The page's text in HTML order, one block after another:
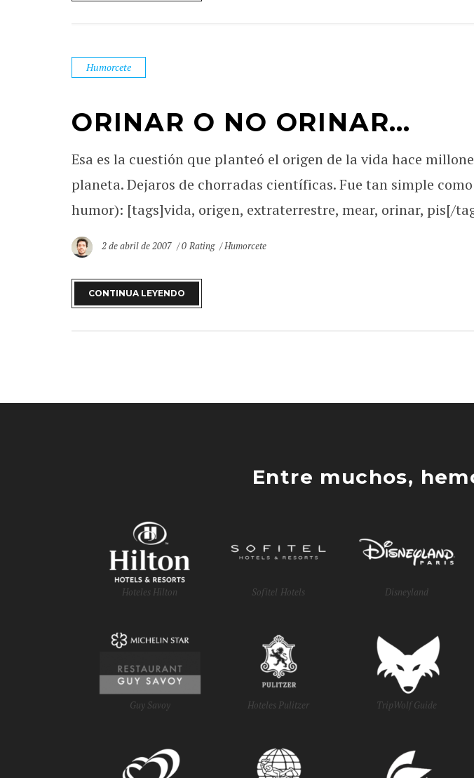
Humorcete
ORINAR O NO ORINAR…
Esa es la cuestión que planteó el origen de la vida hace
planeta. Dejaros de chorradas científicas. Fue tan simple
humor): [tags]vida, origen, extraterrestre, mear, orinar, pis[/
2 de abril de 2007 0 Rating Humorcete
CONTINUA LEYENDO
Entre muchos,
Hoteles Hilton Sofitel Hotels Disneyland
Guy Savoy Hoteles Pulitzer TripWolf Guide